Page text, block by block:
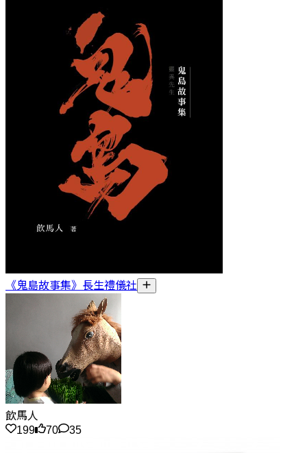
《鬼島故事集》長生禮儀社
飲馬人
199
70 35